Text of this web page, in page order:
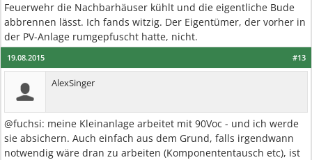
Feuerwehr die Nachbarhäuser kühlt und die eigentliche Bude
abbrennen lässt. Ich fands witzig. Der Eigentümer, der vorher in
der PV-Anlage rumgepfuscht hatte, nicht.
#13
19.08.2015
AlexSinger
@fuchsi: meine Kleinanlage arbeitet mit 90Voc - und ich werde
sie absichern. Auch einfach aus dem Grund, falls irgendwann
notwendig wäre dran zu arbeiten (Komponententausch etc), ist